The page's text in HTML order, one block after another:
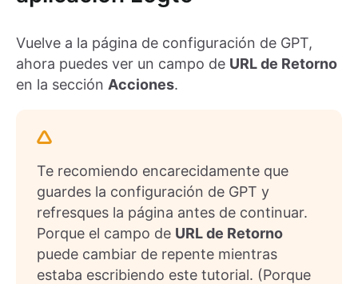
Vuelve a la página de configuración de GPT,
ahora puedes ver un campo de URL de Retorno
en la sección Acciones.
Te recomiendo encarecidamente que
guardes la configuración de GPT y
refresques la página antes de continuar.
Porque el campo de URL de Retorno
puede cambiar de repente mientras
estaba escribiendo este tutorial. (Porque